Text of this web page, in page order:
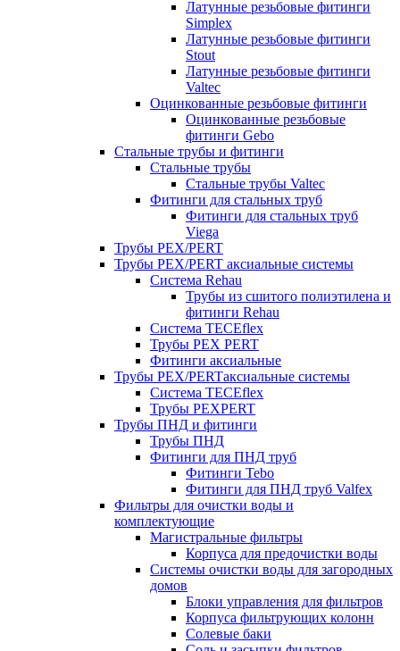
Латунные резьбовые фитинги
Simplex
Латунные резьбовые фитинги
Stout
Латунные резьбовые фитинги
Valtec
Оцинкованные резьбовые фитинги
Оцинкованные резьбовые
фитинги Gebo
Стальные трубы и фитинги
Стальные трубы
Стальные трубы Valtec
Фитинги для стальных труб
Фитинги для стальных труб
Viega
Трубы PEX/PERT
Трубы PEX/PERT аксиальные системы
Система Rehau
Трубы из сшитого полиэтилена и
фитинги Rehau
Система TECEflex
Трубы PEX PERT
Фитинги аксиальные
Трубы PEX/PERTаксиальные системы
Система TECEflex
Трубы PEXPERT
Трубы ПНД и фитинги
Трубы ПНД
Фитинги для ПНД труб
Фитинги Tebo
Фитинги для ПНД труб Valfex
Фильтры для очистки воды и
комплектующие
Магистральные фильтры
Корпуса для предочистки воды
Системы очистки воды для загородных
домов
Блоки управления для фильтров
Корпуса фильтрующих колонн
Солевые баки